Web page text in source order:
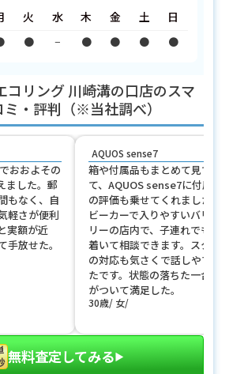
火
●
水
−
木
●
金
●
土
●
日
●
コリング 川崎溝の口店のスマ
・評判（※当社調べ）
おおよその
ました。郵
もなく、自
軽さが便利
実額が近
手放せた。
AQUOS sense7
箱や付属品もまとめて見てく
て、AQUOS sense7に付属ぶ
の評価も乗せてくれました。
ビーカーで入りやすいバリア
リーの店内で、子連れでも落
着いて相談できます。スタッ
の対応も気さくで話しやすか
たです。状態の落ちた一台に
がついて満足した。
30歳 女
無料査定してみる▶︎